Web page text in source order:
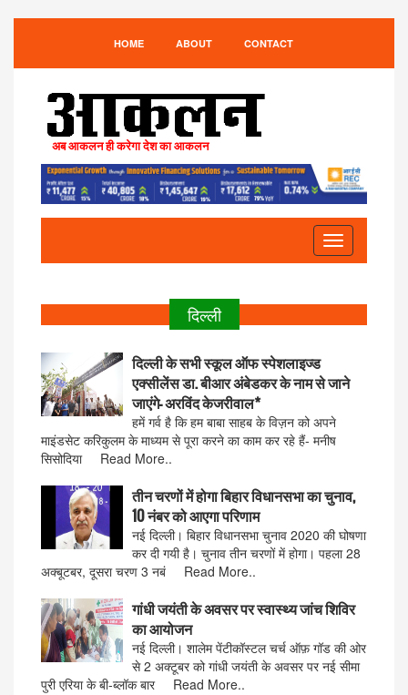
HOME ABOUT CONTACT
अब आकलन ही करेगा देश का आकलन
Toggle
navigation
दिल्ली
दिल्ली के सभी स्कूल ऑफ स्पेशलाइज्ड
एक्सीलेंस डा. बीआर अंबेडकर के नाम से जाने
जाएंगे- अरविंद केजरीवाल*
हमें गर्व है कि हम बाबा साहब के विज़न को अपने
माइंडसेट करिकुलम के माध्यम से पूरा करने का काम कर रहे हैं- मनीष
सिसोदिया Read More..
तीन चरणों में होगा बिहार विधानसभा का चुनाव,
10 नंबर को आएगा परिणाम
नई दिल्ली। बिहार विधानसभा चुनाव 2020 की घोषणा
कर दी गयी है। चुनाव तीन चरणों में होगा। पहला 28
अक्बूटबर, दूसरा चरण 3 नबं Read More..
गांधी जयंती के अवसर पर स्वास्थ्य जांच शिविर
का आयोजन
नई दिल्ली। शालेम पेंटीकॉस्टल चर्च ऑफ़ गॉड की ओर
से 2 अक्टूबर को गांधी जयंती के अवसर पर नई सीमा
पुरी एरिया के बी-ब्लॉक बार Read More..